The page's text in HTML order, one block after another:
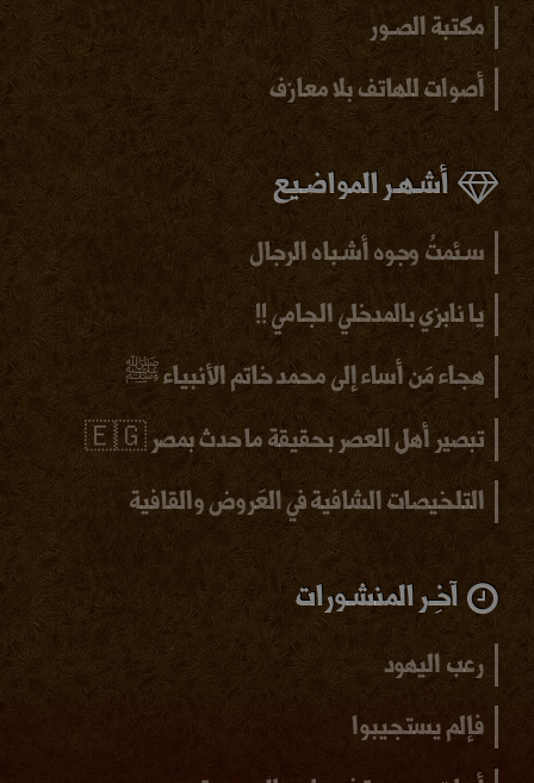
مكتبة الصـور
أصوات للهاتف بلامعازف
أشـهـر المواضـيع
سـئمتُ وجوه أشـباه الرجال
يا نابزي بالمدخلي الجامي !!
هجاء مَن أساء إلى محمد خاتم الأنبياء ﷺ
تبصير أهل العصر بحقيقة ما حدث بمصر 🇪🇬
التلخيصات الشافية في العَروض والقافية
آخِـر المنشـورات
رعب اليهود
فإلم يستجيبوا